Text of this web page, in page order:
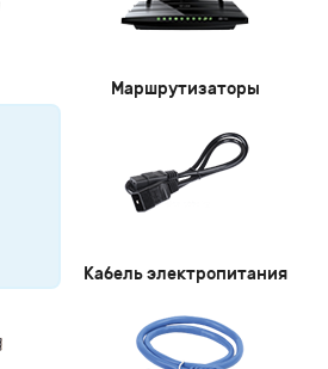
Маршрутизаторы
Кабель электропитания